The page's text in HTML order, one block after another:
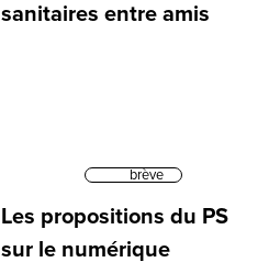
sanitaires entre amis
brève
Les propositions du PS
sur le numérique